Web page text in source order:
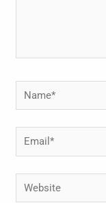
Name*
Email*
Website